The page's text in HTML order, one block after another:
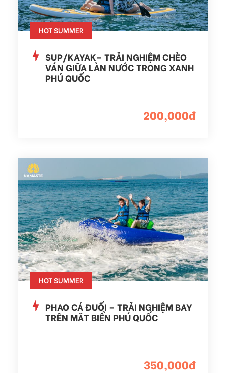
HOT SUMMER
SUP/KAYAK– TRẢI NGHIỆM CHÈO
VÁN GIỮA LÀN NƯỚC TRONG XANH
PHÚ QUỐC
200,000đ
HOT SUMMER
PHAO CÁ ĐUỐI – TRẢI NGHIỆM BAY
TRÊN MẶT BIỂN PHÚ QUỐC
350,000đ